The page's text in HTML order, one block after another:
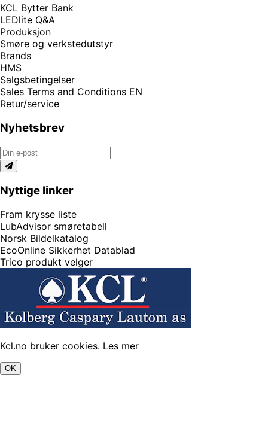
KCL Bytter Bank
LEDlite Q&A
Produksjon
Smøre og verkstedutstyr
Brands
HMS
Salgsbetingelser
Sales Terms and Conditions EN
Retur/service
Nyhetsbrev
Nyttige linker
Fram krysse liste
LubAdvisor smøretabell
Norsk Bildelkatalog
EcoOnline Sikkerhet Datablad
Trico produkt velger
Kcl.no bruker cookies. Les mer
OK